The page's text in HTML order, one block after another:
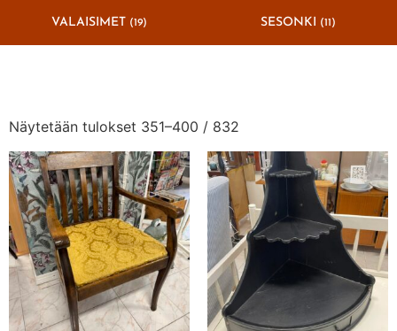
VALAISIMET (19) SESONKI (11)
Näytetään tulokset 351–400 / 832